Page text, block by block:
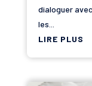
dialoguer
les...
LIRE PLUS